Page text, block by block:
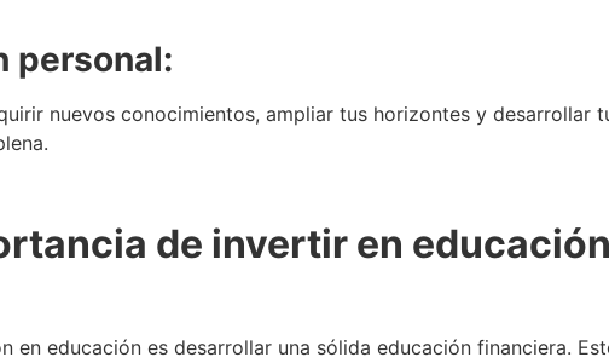
personal:
nuevos conocimientos, ampliar tus horizontes y desarrollar
de invertir en
en educación es desarrollar una sólida educación financiera.